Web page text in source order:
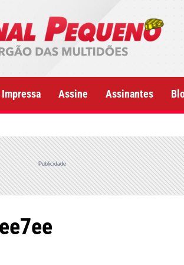
Assine Assinantes
Publicidade